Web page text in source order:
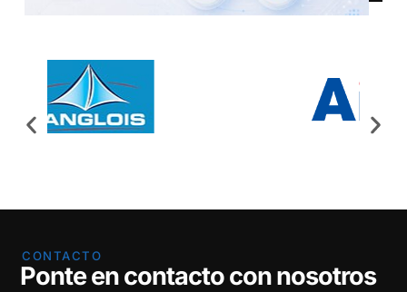
CONTACTO
Ponte en contacto con nosotros